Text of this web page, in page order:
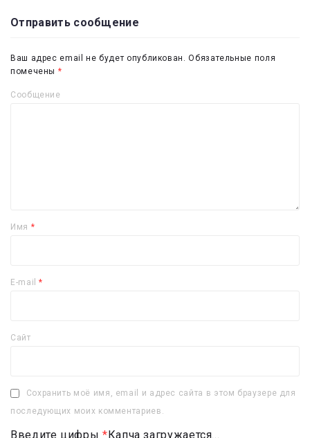
Отправить сообщение
Ваш адрес email не будет опубликован. Обязательные поля
помечены *
Сообщение
Имя *
E-mail*
Сайт
Сохранить моё имя, email и адрес сайта в этом браузере для
последующих моих комментариев.
Введите цифры * Капча загружается...